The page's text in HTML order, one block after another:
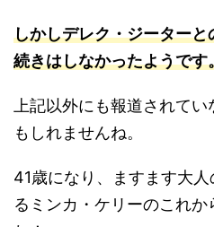
しかしデレク・ジーター
続きはしなかったようです
上記以外にも報道されて
もしれませんね。
41歳になり、ますます大
るミンカ・ケリーのこれ